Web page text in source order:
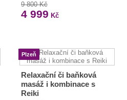
9 800 Kč
4 999 Kč
Plzeň
Relaxační či baňková
masáž i kombinace s
Reiki